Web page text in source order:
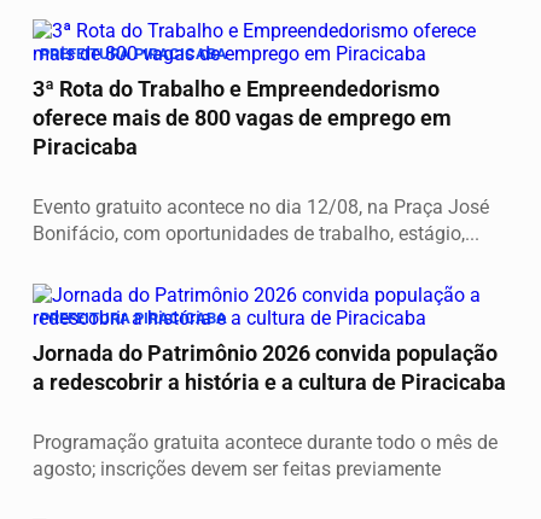
PREFEITURA PIRACICABA
3ª Rota do Trabalho e Empreendedorismo
oferece mais de 800 vagas de emprego em
Piracicaba
Evento gratuito acontece no dia 12/08, na Praça José
Bonifácio, com oportunidades de trabalho, estágio,...
PREFEITURA PIRACICABA
Jornada do Patrimônio 2026 convida população
a redescobrir a história e a cultura de Piracicaba
Programação gratuita acontece durante todo o mês de
agosto; inscrições devem ser feitas previamente